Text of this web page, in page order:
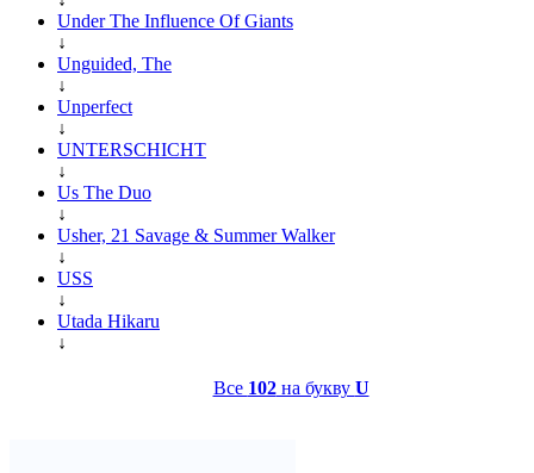
Under The Influence Of Giants
↓
Unguided, The
↓
Unperfect
↓
UNTERSCHICHT
↓
Us The Duo
↓
Usher, 21 Savage & Summer Walker
↓
USS
↓
Utada Hikaru
↓
Все 102на букву U